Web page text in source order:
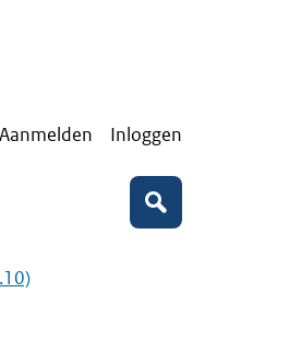
Aanmelden Inloggen
Zoeken